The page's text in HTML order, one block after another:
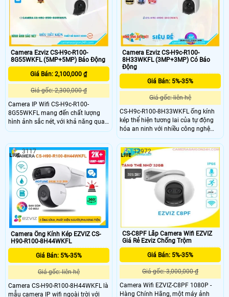
Camera Ezviz CS-H9c-R100-
8G55WKFL (5MP+5MP) Báo Động
Giá Bán: 2,100,000 ₫
Giá gốc: 2,300,000 ₫
Camera IP Wifi CS-H9c-R100-
8G55WKFL mang đến chất lượng
hình ảnh sắc nét, với khả năng quan
sát ban đêm full color tới 30m,
nghệ IP Wifi, không ảnh hưởng đến
chất lượng hình ảnh. Trang bị cân
bằng ánh sáng BLC, giúp cho hình
ảnh luôn sáng rõ dù ở bất kỳ điều
kiện ánh sáng nào
Camera Ezviz CS-H9c-R100-
8H33WKFL (3MP+3MP) Có Báo
Động
Giá Bán: 5%-35%
Giá gốc: liên hệ
CS-H9c-R100-8H33WKFL ống kính
kép thể hiện tương lai của tự động
hóa an ninh với nhiều công nghệ
độc đáo. Hai camera của CS-H9c-
R100-8H33WKFL hoạt động liên kết
với nhau để bảo vệ các khu vực rộng
lớn, và đạt được hiệu quả tương
đương với hệ thống nhiều camera.
Camera Ống Kính Kép EZVIZ CS-
H90-R100-8H44WKFL
Giá Bán: 5%-35%
Giá gốc: liên hệ
Camera CS-H90-R100-8H44WKFL là
mẫu camera IP wifi ngoài trời với
3117
CS-C8PF Lắp Camera Wifi EZVIZ
Giá Rẻ Ezviz Chống Trộm
Giá Bán: 5%-35%
Giá gốc: 3,000,000 ₫
Camera Wifi EZVIZ-C8PF 1080P -
Hàng Chính Hãng, một máy ảnh
12972